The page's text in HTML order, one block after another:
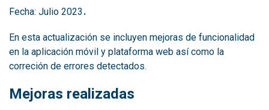
Fecha: Julio 2023 .
En esta actualización se incluyen mejoras de funcionalidad
en la aplicación móvil y plataforma web así como la
correción de errores detectados.
Mejoras realizadas